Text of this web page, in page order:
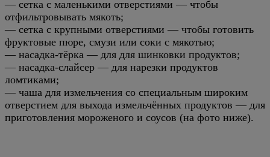
— сетка с маленькими отверстиями — чтобы
отфильтровывать мякоть;
— сетка с крупными отверстиями — чтобы готовить
фруктовые пюре, смузи или соки с мякотью;
— насадка-тёрка — для для шинковки продуктов;
— насадка-слайсер — для нарезки продуктов
ломтиками;
— чаша для измельчения со специальным широким
отверстием для выхода измельчённых продуктов — для
приготовления мороженого и соусов (на фото ниже).